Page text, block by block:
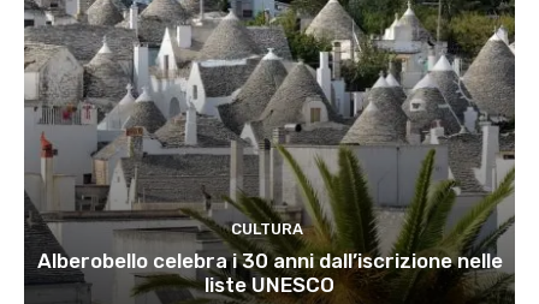
CULTURA
Alberobello celebra i 30 anni dall’iscrizione nelle
liste UNESCO